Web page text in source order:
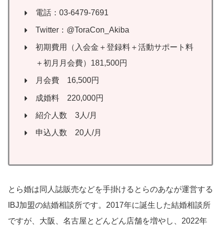
電話：03-6479-7691
Twitter：@ToraCon_Akiba
初期費用（入会金＋登録料＋活動サポート料
＋初月月会費）181,500円
月会費 16,500円
成婚料 220,000円
紹介人数 3人/月
申込人数 20人/月
とら婚は同人誌販売などを手掛けるとらのあなが運営する
IBJ加盟の結婚相談所です。2017年に誕生した結婚相談所
ですが、大阪、名古屋とどんどん店舗を増やし、2022年